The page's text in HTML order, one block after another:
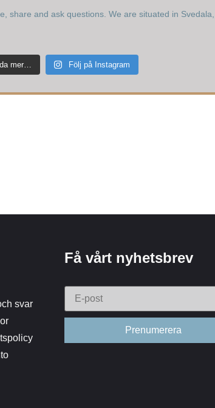
share and ask questions. We are situated in Svedala,
mer… Följ på Instagram
svar
Få vårt nyhetsbrev